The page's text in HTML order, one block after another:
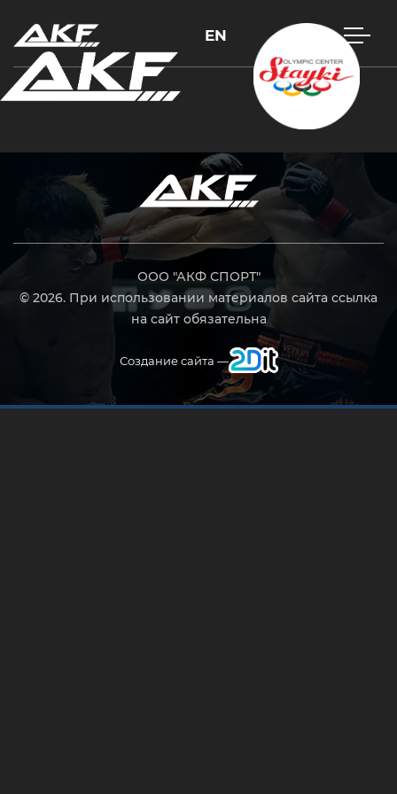
EN
ООО "АКФ СПОРТ"
© 2026. При использовании материалов сайта ссылка
на сайт обязательна
Создание сайта —
Нажмите Enter для поиска или Esc, чтобы закрыть